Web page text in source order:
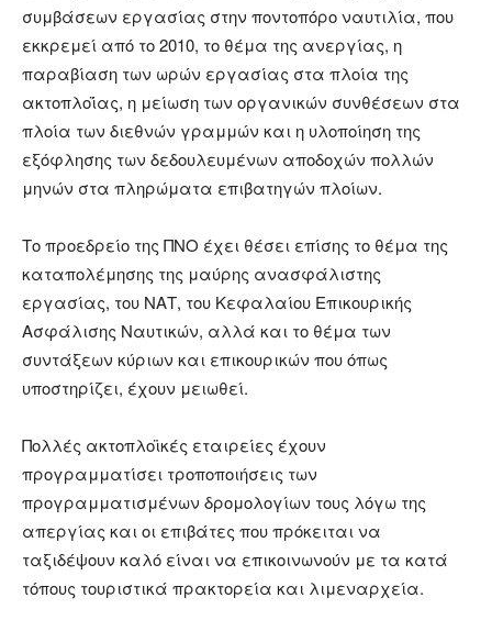
συμβάσεων εργασίας στην ποντοπόρο ναυτιλία, που
εκκρεμεί από το 2010, το θέμα της ανεργίας, η
παραβίαση των ωρών εργασίας στα πλοία της
ακτοπλοΐας, η μείωση των οργανικών συνθέσεων στα
πλοία των διεθνών γραμμών και η υλοποίηση της
εξόφλησης των δεδουλευμένων αποδοχών πολλών
μηνών στα πληρώματα επιβατηγών πλοίων.
Το προεδρείο της ΠΝΟ έχει θέσει επίσης το θέμα της
καταπολέμησης της μαύρης ανασφάλιστης
εργασίας, του ΝΑΤ, του Κεφαλαίου Επικουρικής
Ασφάλισης Ναυτικών, αλλά και το θέμα των
συντάξεων κύριων και επικουρικών που όπως
υποστηρίζει, έχουν μειωθεί.
Πολλές ακτοπλοϊκές εταιρείες έχουν
προγραμματίσει τροποποιήσεις των
προγραμματισμένων δρομολογίων τους λόγω της
απεργίας και οι επιβάτες που πρόκειται να
ταξιδέψουν καλό είναι να επικοινωνούν με τα κατά
τόπους τουριστικά πρακτορεία και λιμεναρχεία.